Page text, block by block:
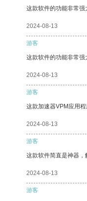
这款软件的功能非常强
2024-08-13
游客
这款软件的功能非常强
2024-08-13
游客
这款加速器VPM应用
2024-08-13
游客
这款软件简直是神器，
2024-08-13
游客